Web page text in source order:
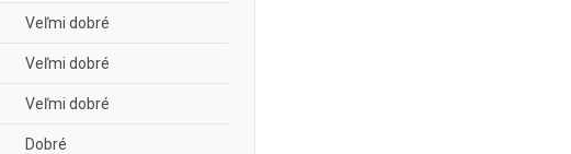
Veľmi dobré
Veľmi dobré
Veľmi dobré
Dobré